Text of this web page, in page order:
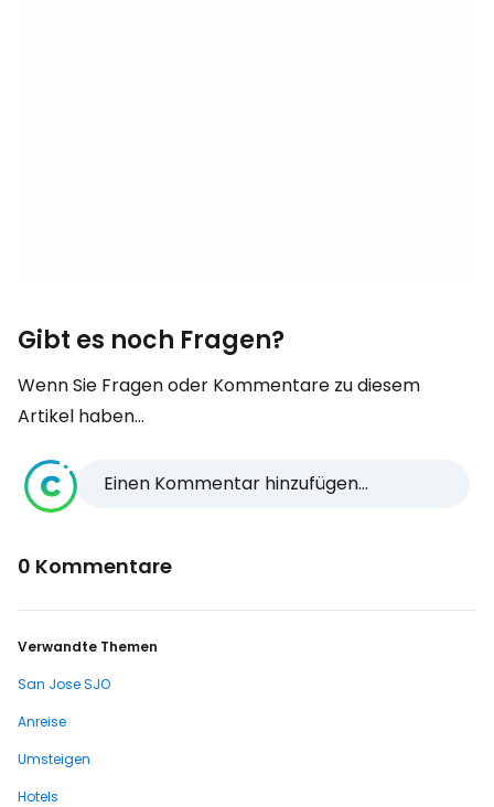
Gibt es noch Fragen?
Wenn Sie Fragen oder Kommentare zu diesem
Artikel haben...
Einen Kommentar hinzufügen...
0 Kommentare
Verwandte Themen
San Jose SJO
Anreise
Umsteigen
Hotels